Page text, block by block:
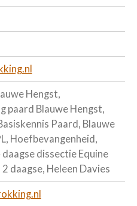
Hengst,
paard Blauwe Hengst,
Paard, Blauwe
Hoefbevangenheid,
dissectie Equine
daagse, Heleen Davies